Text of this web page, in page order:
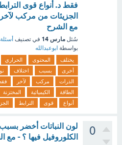
فقط د. أنواع قوى
الجزيئات من مركب
مع الشرح
سُئل مارس 14 في تصنيف
بواسطة ابوعبدالله
يختلف المحتوى الحراري
أخرى
بسبب اختلاف
الذرات
مركب لآخر
الطاقة
الكيميائية المختزنة
أنواع
قوى الترابط
0
لون النباتات أخضر
الكلوروفيل فيها ؟ - مع